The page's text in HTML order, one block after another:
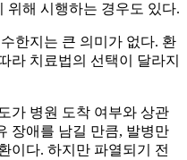
위해 시행하는 경우도 있다.
한지는 큰 의미가 없다. 환
라 치료법의 선택이 달라지
가 병원 도착 여부와 상관
장애를 남길 만큼, 발병만
이다. 하지만 파열되기 전